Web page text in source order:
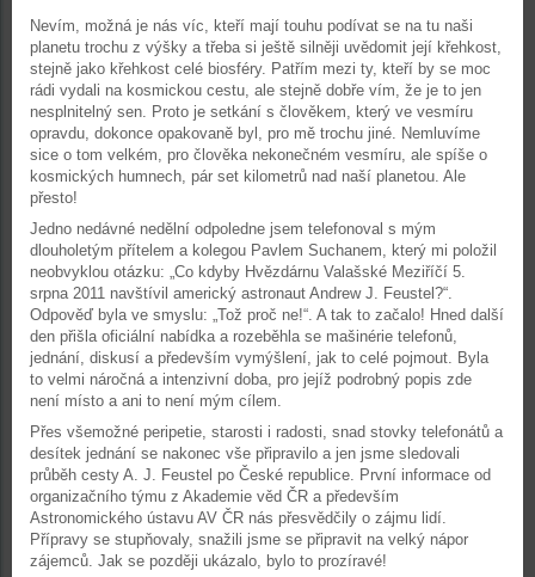
Nevím, možná je nás víc, kteří mají touhu podívat se na tu naši
planetu trochu z výšky a třeba si ještě silněji uvědomit její křehkost,
stejně jako křehkost celé biosféry. Patřím mezi ty, kteří by se moc
rádi vydali na kosmickou cestu, ale stejně dobře vím, že je to jen
nesplnitelný sen. Proto je setkání s člověkem, který ve vesmíru
opravdu, dokonce opakovaně byl, pro mě trochu jiné. Nemluvíme
sice o tom velkém, pro člověka nekonečném vesmíru, ale spíše o
kosmických humnech, pár set kilometrů nad naší planetou. Ale
přesto!
Jedno nedávné nedělní odpoledne jsem telefonoval s mým
dlouholetým přítelem a kolegou Pavlem Suchanem, který mi položil
neobvyklou otázku: „Co kdyby Hvězdárnu Valašské Meziříčí 5.
srpna 2011 navštívil americký astronaut Andrew J. Feustel?“.
Odpověď byla ve smyslu: „Tož proč ne!“. A tak to začalo! Hned další
den přišla oficiální nabídka a rozeběhla se mašinérie telefonů,
jednání, diskusí a především vymýšlení, jak to celé pojmout. Byla
to velmi náročná a intenzivní doba, pro jejíž podrobný popis zde
není místo a ani to není mým cílem.
Přes všemožné peripetie, starosti i radosti, snad stovky telefonátů a
desítek jednání se nakonec vše připravilo a jen jsme sledovali
průběh cesty A. J. Feustel po České republice. První informace od
organizačního týmu z Akademie věd ČR a především
Astronomického ústavu AV ČR nás přesvědčily o zájmu lidí.
Přípravy se stupňovaly, snažili jsme se připravit na velký nápor
zájemců. Jak se později ukázalo, bylo to prozíravé!